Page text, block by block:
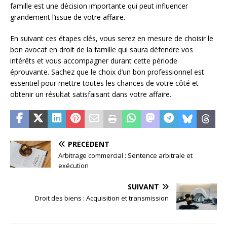
famille est une décision importante qui peut influencer
grandement l’issue de votre affaire.
En suivant ces étapes clés, vous serez en mesure de choisir le
bon avocat en droit de la famille qui saura défendre vos
intérêts et vous accompagner durant cette période
éprouvante. Sachez que le choix d’un bon professionnel est
essentiel pour mettre toutes les chances de votre côté et
obtenir un résultat satisfaisant dans votre affaire.
PRÉCÉDENT
Arbitrage commercial : Sentence arbitrale et
exécution
SUIVANT
Droit des biens : Acquisition et transmission